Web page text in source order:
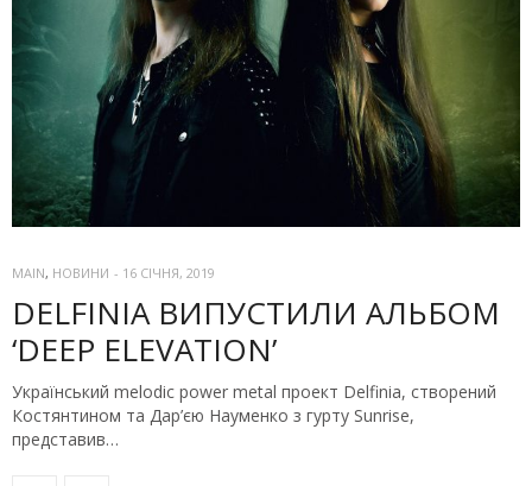
MAIN, НОВИНИ - 16 СІЧНЯ, 2019
DELFINIA ВИПУСТИЛИ АЛЬБОМ
‘DEEP ELEVATION’
Український melodic power metal проект Delfinia, створений
Костянтином та Дар’єю Науменко з гурту Sunrise,
представив…